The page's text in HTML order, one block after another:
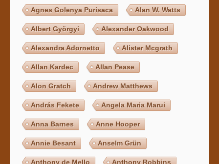
Agnes Golenya Purisaca Alan W. Watts
Albert Györgyi Alexander Oakwood
Alexandra Adornetto Alister Mcgrath
Allan Kardec Allan Pease
Alon Gratch Andrew Matthews
András Fekete Angela Maria Marui
Anna Barnes Anne Hooper
Annie Besant Anselm Grün
Anthony de Mello Anthony Robbins